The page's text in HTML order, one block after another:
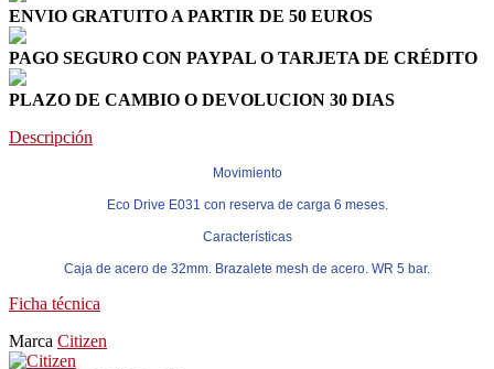
ENVIO GRATUITO A PARTIR DE 50 EUROS
PAGO SEGURO CON PAYPAL O TARJETA DE CRÉDITO
PLAZO DE CAMBIO O DEVOLUCION 30 DIAS
Descripción
Movimiento
Eco Drive E031 con reserva de carga 6 meses.
Características
Caja de acero de 32mm. Brazalete mesh de acero. WR 5 bar.
Ficha técnica
Marca Citizen